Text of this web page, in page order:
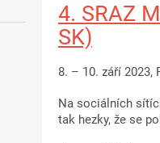
4. SRAZ
SK)
8. – 10. září
Na sociálních
tak hezky, že se